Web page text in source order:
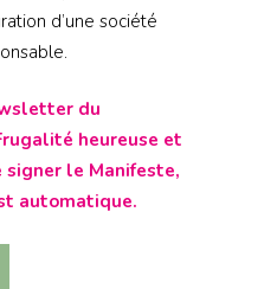
d’une société
du
heureuse et
le Manifeste,
automatique.